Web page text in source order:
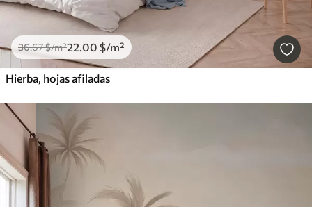
36.67$/m²22 .00 $/m²
Hierba, hojas afiladas